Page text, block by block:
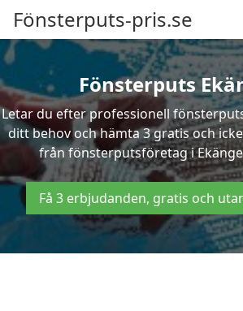
Fönsterputs-pris.se
Fönsterputs
Letar du efter professionell
ditt behov och hämta 3 gratis och
från fönsterputsföretag i
Få 3 erbjudanden, gratis och